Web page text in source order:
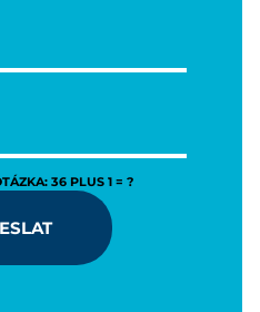
36 PLUS 1 = ?